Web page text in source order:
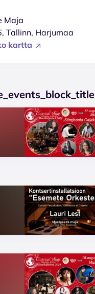
Maja
Tallinn, Harjumaa
kartta